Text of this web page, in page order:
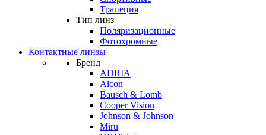
Трапеция
Тип линз
Поляризационные
Фотохромные
Контактные линзы
Бренд
ADRIA
Alcon
Bausch & Lomb
Cooper Vision
Johnson & Johnson
Miru